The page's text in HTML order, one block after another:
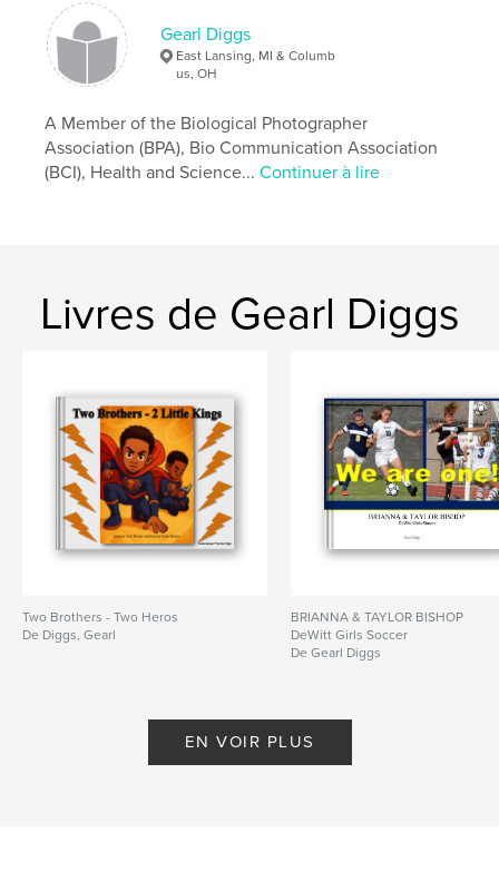
Gearl Diggs
East Lansing, MI & Columb
us, OH
A Member of the Biological Photographer
Association (BPA), Bio Communication Association
(BCI), Health and Science...Continuer à lire
Livres de Gearl Diggs
Two Brothers - Two Heros
De Diggs, Gearl
BRIANNA & TAYLOR BISHOP
DeWitt Girls Soccer
De Gearl Diggs
EN VOIR PLUS